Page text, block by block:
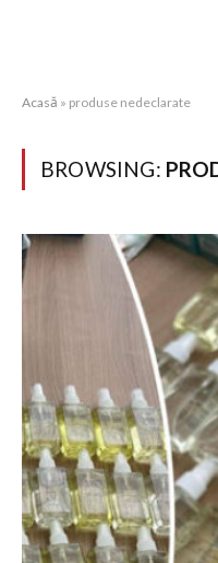
Acasă » produse nedeclarate
BROWSING: